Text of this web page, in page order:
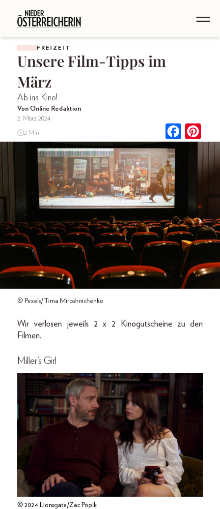
FREIZEIT
Unsere Film-Tipps im
März
Ab ins Kino!
Von Online Redaktion
2. März 2024
2 Min.
© Pexels/Tima Miroshnichenko
Wir verlosen jeweils 2 x 2 Kinogutscheine zu den
Filmen.
Miller’s Girl
© 2024 Lionsgate/Zac Popik